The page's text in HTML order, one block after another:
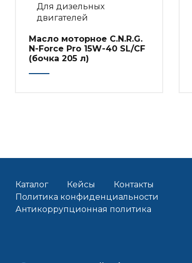
Для дизельных
двигателей
Масло моторное C.N.R.G.
N-Force Pro 15W-40 SL/CF
(бочка 205 л)
Каталог Кейсы
Контакты
Политика конфиденциальности
Антикоррупционная политика